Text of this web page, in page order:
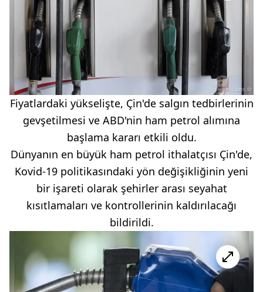
Fiyatlardaki yükselişte, Çin'de salgın tedbirlerinin
gevşetilmesi ve ABD'nin ham petrol alımına
başlama kararı etkili oldu.
Dünyanın en büyük ham petrol ithalatçısı Çin'de,
Kovid-19 politikasındaki yön değişikliğinin yeni
bir işareti olarak şehirler arası seyahat
kısıtlamaları ve kontrollerinin kaldırılacağı
bildirildi.